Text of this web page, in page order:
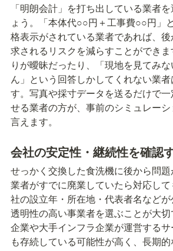
「明朗会計」を打ち出している業者
ょう。「本体代○○円＋工事費○○円」
格表示がされている業者であれば、
求されるリスクを減らすことができ
りが曖昧だったり、「現地を見てみ
ん」という回答しかしてくれない業
す。写真や採寸データを送るだけで
せる業者の方が、事前のシミュレー
言えます。
会社の安定性・継続性を確認
せっかく交換した食洗機に後から問題
業者がすでに廃業していたら対応し
社の設立年・所在地・代表者名などが
透明性の高い事業者を選ぶことが大
企業や大手インフラ企業が運営する
も存続している可能性が高く、長期